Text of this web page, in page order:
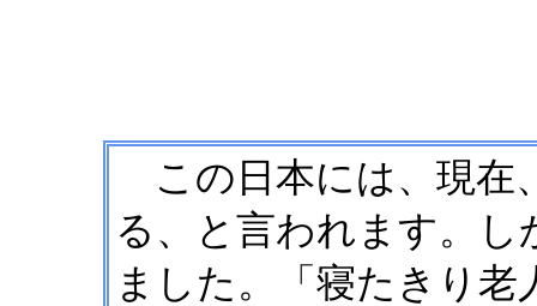
この日本には、現在
る、と言われます。
ました。「寝たきり